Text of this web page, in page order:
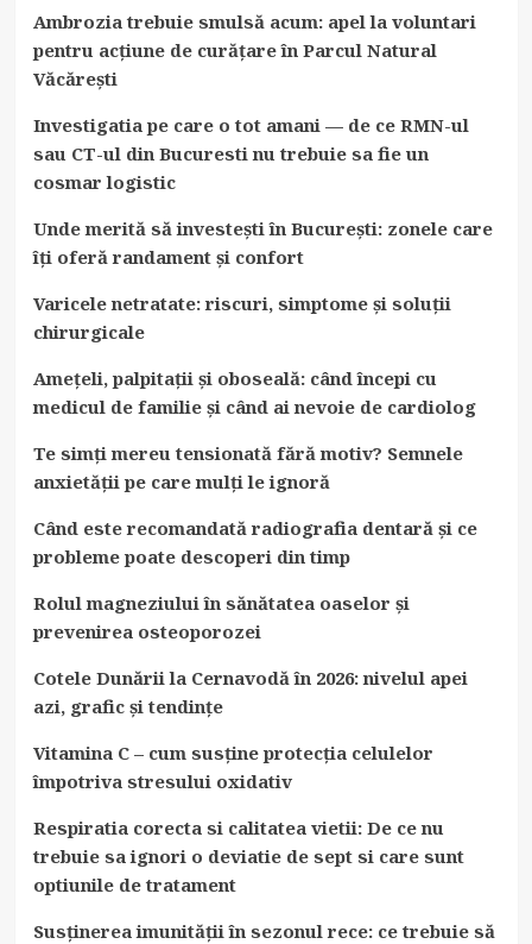
Ambrozia trebuie smulsă acum: apel la voluntari
pentru acțiune de curățare în Parcul Natural
Văcărești
Investigatia pe care o tot amani — de ce RMN-ul
sau CT-ul din Bucuresti nu trebuie sa fie un
cosmar logistic
Unde merită să investești în București: zonele care
îți oferă randament și confort
Varicele netratate: riscuri, simptome și soluții
chirurgicale
Amețeli, palpitații și oboseală: când începi cu
medicul de familie și când ai nevoie de cardiolog
Te simți mereu tensionată fără motiv? Semnele
anxietății pe care mulți le ignoră
Când este recomandată radiografia dentară și ce
probleme poate descoperi din timp
Rolul magneziului în sănătatea oaselor și
prevenirea osteoporozei
Cotele Dunării la Cernavodă în 2026: nivelul apei
azi, grafic și tendințe
Vitamina C – cum susține protecția celulelor
împotriva stresului oxidativ
Respiratia corecta si calitatea vietii: De ce nu
trebuie sa ignori o deviatie de sept si care sunt
optiunile de tratament
Susținerea imunității în sezonul rece: ce trebuie să